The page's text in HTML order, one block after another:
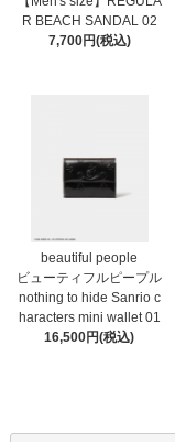
R BEACH SANDAL 02
7,700円(税込)
beautiful people
ビューティフルピープル
nothing to hide Sanrio c
haracters mini wallet⁠ 01
16,500円(税込)